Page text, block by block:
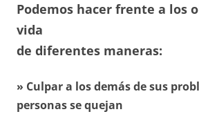
Podemos hacer frente a los
vida
de diferentes maneras:
» Culpar a los demás de sus
personas se quejan